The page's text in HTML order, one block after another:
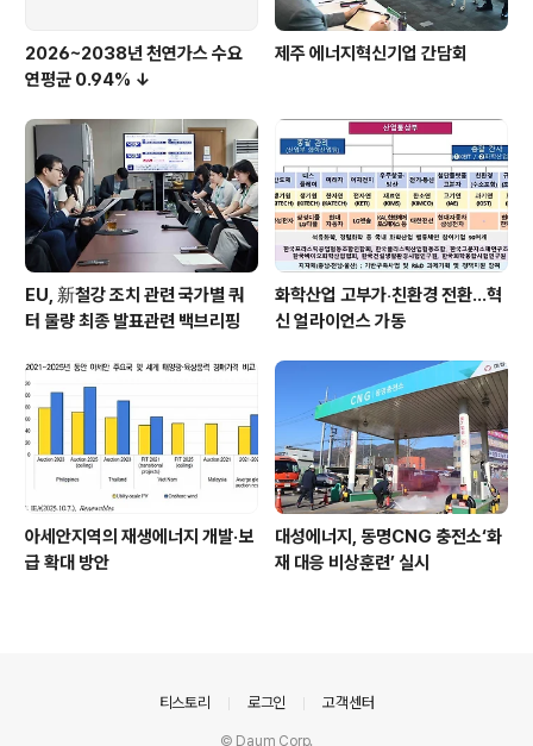
2026~2038년 천연가스 수요
연평균 0.94% ↓
제주 에너지혁신기업 간담회
EU, 新철강 조치 관련 국가별 쿼
터 물량 최종 발표관련 백브리핑
화학산업 고부가‧친환경 전환…혁
신 얼라이언스 가동
아세안지역의 재생에너지 개발·보
급 확대 방안
대성에너지, 동명CNG 충전소‘화
재 대응 비상훈련’ 실시
티스토리 로그인 고객센터
© Daum Corp.